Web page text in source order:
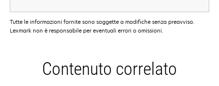
Tutte le informazioni fornite sono soggette a modifiche senza preavviso.
Lexmark non è responsabile per eventuali errori o omissioni.
Contenuto correlato